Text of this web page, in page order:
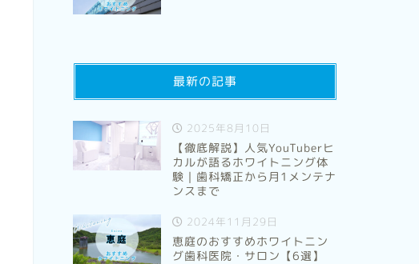
最新の記事
2025年8月10日
【徹底解説】人気YouTuberヒ
カルが語るホワイトニング体
験｜歯科矯正から月1メンテナ
ンスまで
2024年11月29日
恵庭のおすすめホワイトニン
グ歯科医院・サロン【6選】